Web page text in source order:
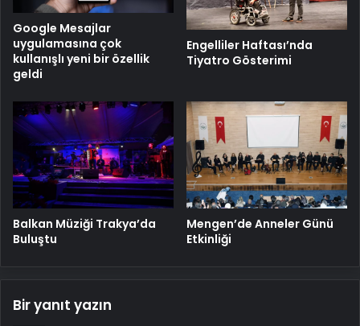
Google Mesajlar
uygulamasına çok
kullanışlı yeni bir özellik
geldi
Engelliler Haftası’nda
Tiyatro Gösterimi
Balkan Müziği Trakya’da
Buluştu
Mengen’de Anneler Günü
Etkinliği
Bir yanıt yazın